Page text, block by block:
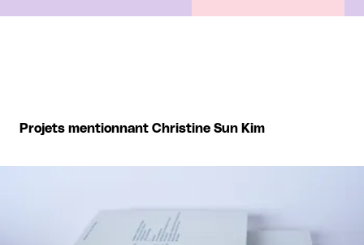
Projets mentionnant Christine Sun Kim